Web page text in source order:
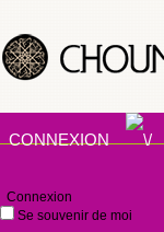
CONNEXION
Connexion
Se souvenir de moi